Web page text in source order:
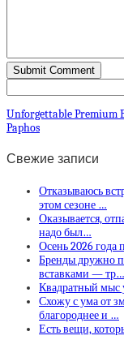
Unforgettable Premium
Paphos
Свежие записи
Отказываюсь
этом сезоне …
Оказывается,
надо был…
Осень 2026 года
Бренды дружно
вставками — тр…
Квадратный мыс
Схожу с ума от
благороднее и …
Есть вещи,